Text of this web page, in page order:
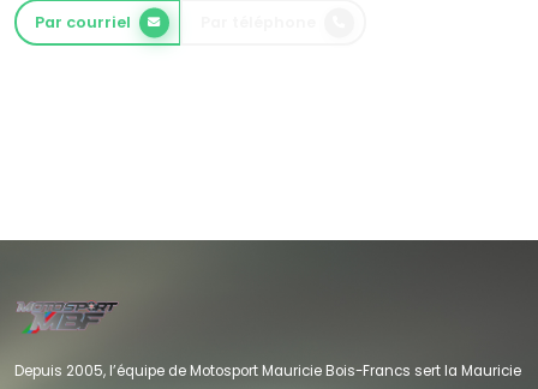
Par courriel
Depuis 2005, l’équipe de Motosport Mauricie Bois-Francs sert la Mauricie